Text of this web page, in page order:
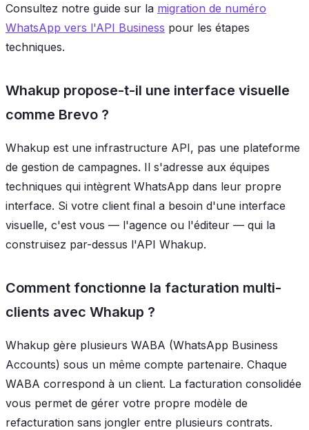
Consultez notre guide sur la migration de numéro
WhatsApp vers l'API Business pour les étapes
techniques.
Whakup propose-t-il une interface visuelle
comme Brevo ?
Whakup est une infrastructure API, pas une plateforme
de gestion de campagnes. Il s'adresse aux équipes
techniques qui intègrent WhatsApp dans leur propre
interface. Si votre client final a besoin d'une interface
visuelle, c'est vous — l'agence ou l'éditeur — qui la
construisez par-dessus l'API Whakup.
Comment fonctionne la facturation multi-
clients avec Whakup ?
Whakup gère plusieurs WABA (WhatsApp Business
Accounts) sous un même compte partenaire. Chaque
WABA correspond à un client. La facturation consolidée
vous permet de gérer votre propre modèle de
refacturation sans jongler entre plusieurs contrats.